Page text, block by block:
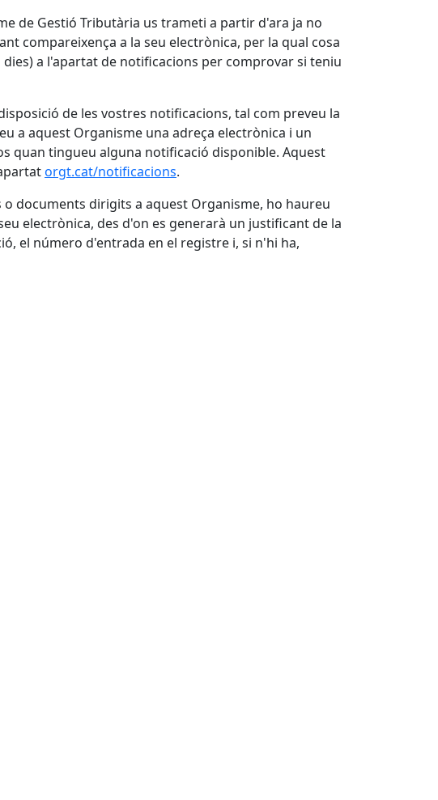
de Gestió Tributària us trameti a partir d'ara ja no
compareixença a la seu electrònica, per la qual cosa
a l'apartat de notificacions per comprovar si teniu
de les vostres notificacions, tal com preveu la
a aquest Organisme una adreça electrònica i un
quan tingueu alguna notificació disponible. Aquest
orgt.cat/notificacions.
documents dirigits a aquest Organisme, ho haureu
electrònica, des d'on es generarà un justificant de la
el número d'entrada en el registre i, si n'hi ha,